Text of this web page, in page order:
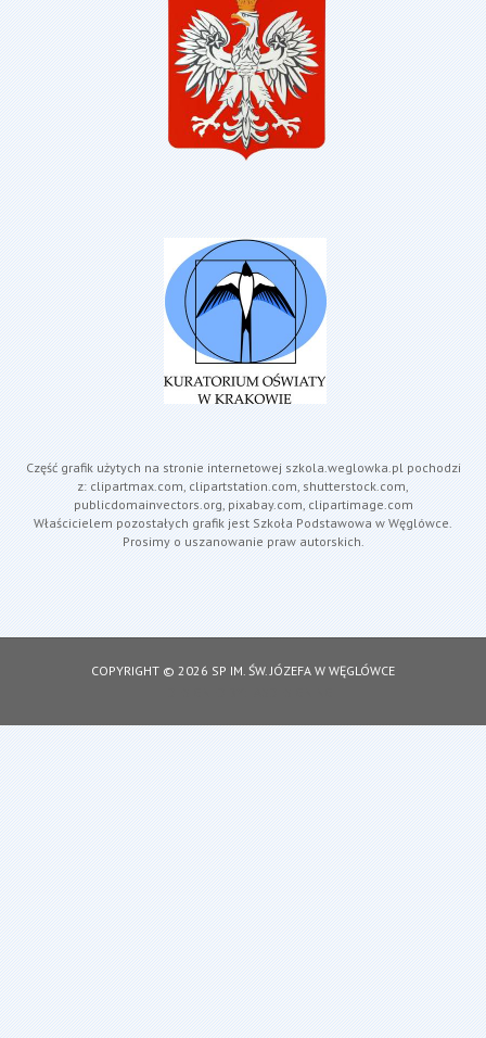
Część grafik użytych na stronie internetowej szkola.weglowka.pl pochodzi
z: clipartmax.com, clipartstation.com, shutterstock.com,
publicdomainvectors.org, pixabay.com, clipartimage.com
Właścicielem pozostałych grafik jest Szkoła Podstawowa w Węglówce.
Prosimy o uszanowanie praw autorskich.
COPYRIGHT © 2026 SP IM. ŚW. JÓZEFA W WĘGLÓWCE